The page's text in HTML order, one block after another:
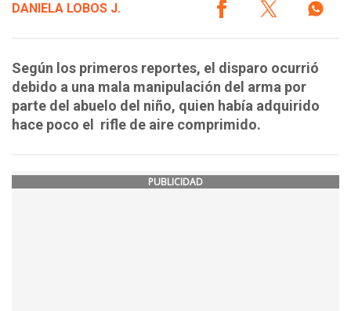
DANIELA LOBOS J.
Según los primeros reportes, el disparo ocurrió
debido a una mala manipulación del arma por
parte del abuelo del niño, quien había adquirido
hace poco el rifle de aire comprimido.
PUBLICIDAD